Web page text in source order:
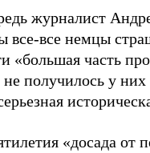
журналист
все-все немцы
«большая часть
не получилось у
«досада